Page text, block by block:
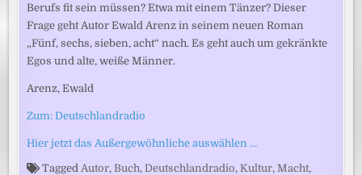
Berufs fit sein müssen? Etwa mit einem Tänzer? Dieser
Frage geht Autor Ewald Arenz in seinem neuen Roman
„Fünf, sechs, sieben, acht“ nach. Es geht auch um gekränkte
Egos und alte, weiße Männer.
Arenz, Ewald
Zum: Deutschlandradio
Hier jetzt das Außergewöhnliche auswählen …
Tagged Autor, Buch, Deutschlandradio,Kultur, Macht,